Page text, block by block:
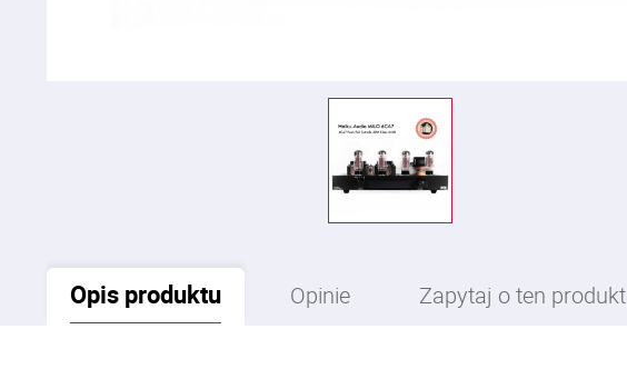
Opis produktu Opinie Zapytaj o ten produkt